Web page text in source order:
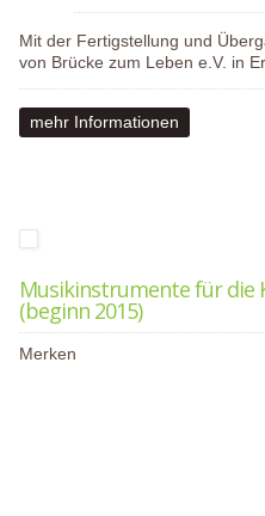
Mit der Fertigstellung und
von Brücke zum Leben e.V. in
mehr Informationen
Musikinstrumente für die
(beginn 2015)
Merken